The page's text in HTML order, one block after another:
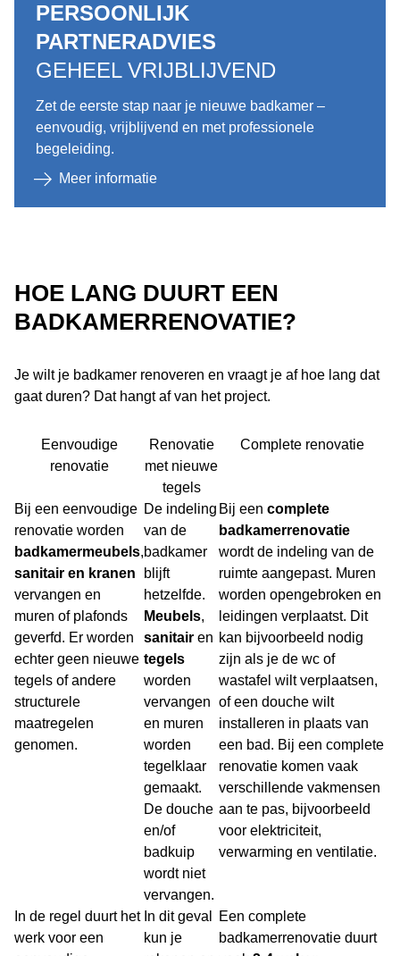
PERSOONLIJK
PARTNERADVIES
GEHEEL VRIJBLIJVEND
Zet de eerste stap naar je nieuwe badkamer –
eenvoudig, vrijblijvend en met professionele
begeleiding.
Meer informatie
HOE LANG DUURT EEN
BADKAMERRENOVATIE?
Je wilt je badkamer renoveren en vraagt je af hoe lang dat
gaat duren? Dat hangt af van het project.
Eenvoudige
renovatie
Renovatie
met nieuwe
tegels
Complete renovatie
Bij een eenvoudige
renovatie worden
badkamermeubels,
sanitair en kranen
vervangen en
muren of plafonds
geverfd. Er worden
echter geen nieuwe
tegels of andere
structurele
maatregelen
genomen.
De indeling
van de
badkamer
blijft
hetzelfde.
Meubels,
sanitair en
tegels
worden
vervangen
en muren
worden
tegelklaar
gemaakt.
De douche
en/of
badkuip
wordt niet
vervangen.
Bij een complete
badkamerrenovatie
wordt de indeling van de
ruimte aangepast. Muren
worden opengebroken en
leidingen verplaatst. Dit
kan bijvoorbeeld nodig
zijn als je de wc of
wastafel wilt verplaatsen,
of een douche wilt
installeren in plaats van
een bad. Bij een complete
renovatie komen vaak
verschillende vakmensen
aan te pas, bijvoorbeeld
voor elektriciteit,
verwarming en ventilatie.
In de regel duurt het
werk voor een
In dit geval
kun je
Een complete
badkamerrenovatie duurt